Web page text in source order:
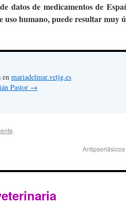
datos de medicamentos de
uso humano, puede resultar muy
en mariadelmar.vetjg.es
Pastor →
.
Antipsoriásicos